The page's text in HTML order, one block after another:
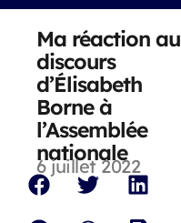
Ma réaction au
discours
d’Élisabeth
Borne à
l’Assemblée
nationale
6 juillet 2022